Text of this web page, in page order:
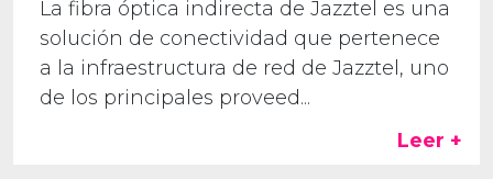
La fibra óptica indirecta de Jazztel es una
solución de conectividad que pertenece
a la infraestructura de red de Jazztel, uno
de los principales proveed...
Leer +